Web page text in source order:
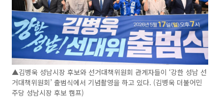
▲김병욱 성남시장 후보와 선거대책위원회 관계자들이 ‘강한 성남 선
거대책위원회’ 출범식에서 기념촬영을 하고 있다. (김병욱 더불어민
주당 성남시장 후보 캠프)